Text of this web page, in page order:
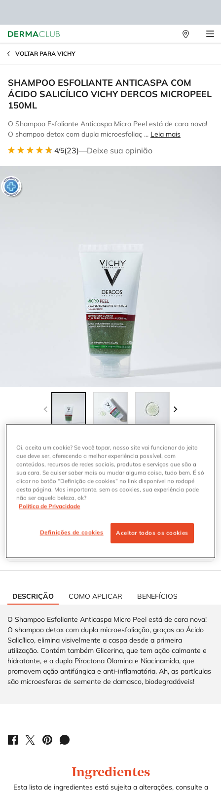
Lojas
VOLTAR PARA VICHY
SHAMPOO ESFOLIANTE ANTICASPA COM
ÁCIDO SALICÍLICO VICHY DERCOS MICROPEEL
150ML
O Shampoo Esfoliante Anticaspa Micro Peel está de cara nova!
O shampoo detox com dupla microesfoliaç ... Leia mais
4/5(23)—Deixe sua opinião
One tamanho available:150ml
Selected
150ml, 1 of 1
Onde Comprar SHAMPOO ESFOLIANTE ANTICASPA COM
ONDE COMPRAR
ENCONTRE SEU PROTETOR SOLAR IDEAL
Responda ao teste para descobrir o protetor solar
CARACTERÍSTICAS DOS PRODUTOS
DESCRIÇÃO COMO APLICAR BENEFÍCIOS
O Shampoo Esfoliante Anticaspa Micro Peel está de cara nova!
O shampoo detox com dupla microesfoliação, graças ao Ácido
Salicílico, elimina visivelmente a caspa desde a primeira
utilização. Contém também Glicerina, que tem ação calmante e
hidratante, e a dupla Piroctona Olamina e Niacinamida, que
promovem ação antifúngica e anti-inflamatória. Ah, as partículas
são microesferas de semente de damasco, biodegradáveis!
COMPARTILHE EM: FACEBOOK
COMPARTILHE EM: TWITTER
COMPARTILHE EM: PINTEREST
COMPARTILHE EM: WHATSAPP
Ingredientes
Esta lista de ingredientes está sujeita a alterações, consulte a
Oi, aceita um cookie? Se você topar, nosso site vai funcionar do jeito
que deve ser, oferecendo a melhor experiência possível, com
conteúdos, recursos de redes sociais, produtos e serviços que são a
sua cara. Se quiser saber mais ou mudar alguma coisa, tudo bem. É só
clicar no botão “Definição de cookies” no link disponível no rodapé
desta página. Mas importante, sem os cookies, sua experiência pode
não ser aquela beleza, ok?
Política de Privacidade
Definições de cookies Aceitar todos os cookies